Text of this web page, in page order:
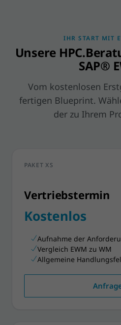
IHR START MIT
Unsere
SAP®
Vom kostenlosen
fertigen Blueprint.
der zu Ihrem
PAKET XS
Vertriebstermin
Kostenlos
Aufnahme der
Vergleich EWM zu WM
Allgemeine